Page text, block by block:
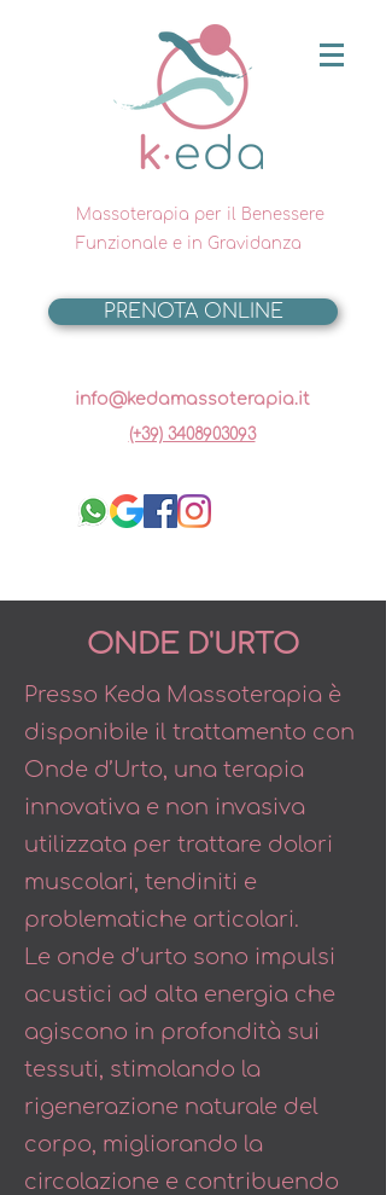
Massoterapia per il Benessere
Funzionale e in Gravidanza
PRENOTA ONLINE
info@kedamassoterapia.it
(+39) 3408903093
ONDE D'URTO
Presso Keda Massoterapia è
disponibile il trattamento con
Onde d’Urto, una terapia
innovativa e non invasiva
utilizzata per trattare dolori
muscolari, tendiniti e
problematiche articolari.
Le onde d’urto sono impulsi
acustici ad alta energia che
agiscono in profondità sui
tessuti, stimolando la
rigenerazione naturale del
corpo, migliorando la
circolazione e contribuendo